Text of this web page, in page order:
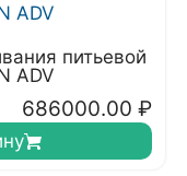
питьевой
ADV
686000.00 ₽